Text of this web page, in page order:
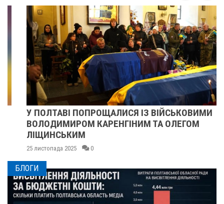
У ПОЛТАВІ ПОПРОЩАЛИСЯ ІЗ ВІЙСЬКОВИМИ
ВОЛОДИМИРОМ КАРЕНГІНИМ ТА ОЛЕГОМ
ЛІЩИНСЬКИМ
25 листопада 2025 0
БЛОГИ